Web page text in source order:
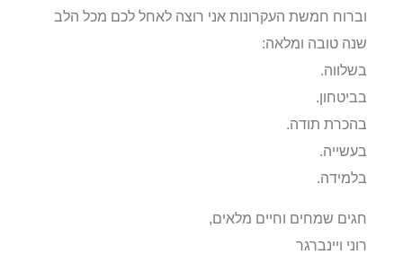
וברוח חמשת העקרונות אני רוצה לאחל לכם מכל הלב
שנה טובה ומלאה:
בשלווה.
בביטחון.
בהכרת תודה.
בעשייה.
בלמידה.
חגים שמחים וחיים מלאים,
רוני ויינברגר